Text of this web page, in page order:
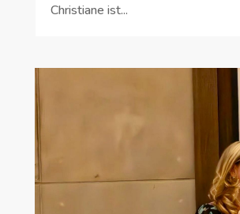
Christiane ist...